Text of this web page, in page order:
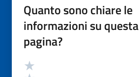
Quanto sono chiare le
informazioni su questa
pagina?
Valutazione